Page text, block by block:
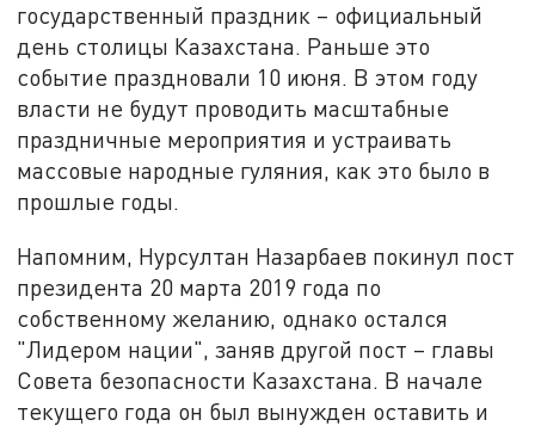
государственный праздник – официальный
день столицы Казахстана. Раньше это
событие праздновали 10 июня. В этом году
власти не будут проводить масштабные
праздничные мероприятия и устраивать
массовые народные гуляния, как это было в
прошлые годы.
Напомним, Нурсултан Назарбаев покинул пост
президента 20 марта 2019 года по
собственному желанию, однако остался
"Лидером нации", заняв другой пост – главы
Совета безопасности Казахстана. В начале
текущего года он был вынужден оставить и